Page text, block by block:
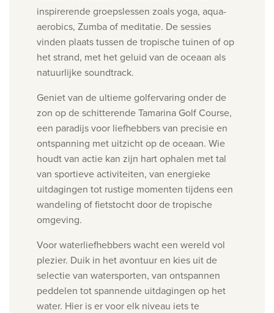
inspirerende groepslessen zoals yoga, aqua-
aerobics, Zumba of meditatie. De sessies
vinden plaats tussen de tropische tuinen of op
het strand, met het geluid van de oceaan als
natuurlijke soundtrack.
Geniet van de ultieme golfervaring onder de
zon op de schitterende Tamarina Golf Course,
een paradijs voor liefhebbers van precisie en
ontspanning met uitzicht op de oceaan. Wie
houdt van actie kan zijn hart ophalen met tal
van sportieve activiteiten, van energieke
uitdagingen tot rustige momenten tijdens een
wandeling of fietstocht door de tropische
omgeving.
Voor waterliefhebbers wacht een wereld vol
plezier. Duik in het avontuur en kies uit de
selectie van watersporten, van ontspannen
peddelen tot spannende uitdagingen op het
water. Hier is er voor elk niveau iets te